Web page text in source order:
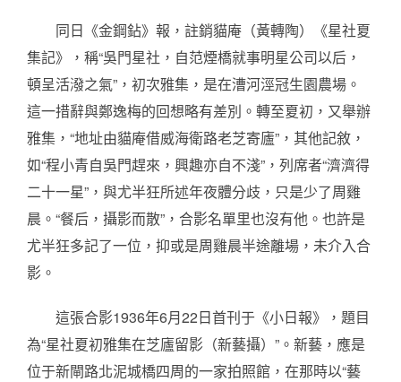
同日《金鋼鉆》報，註銷貓庵（黃轉陶）《星社夏
集記》，稱“吳門星社，自范煙橋就事明星公司以后，
頓呈活潑之氣”，初次雅集，是在漕河涇冠生園農場。
這一措辭與鄭逸梅的回想略有差別。轉至夏初，又舉辦
雅集，“地址由貓庵借威海衛路老芝寄廬”，其他記敘，
如“程小青自吳門趕來，興趣亦自不淺”，列席者“濟濟得
二十一星”，與尤半狂所述年夜體分歧，只是少了周雞
晨。“餐后，攝影而散”，合影名單里也沒有他。也許是
尤半狂多記了一位，抑或是周雞晨半途離場，未介入合
影。
這張合影1936年6月22日首刊于《小日報》，題目
為“星社夏初雅集在芝廬留影（新藝攝）”。新藝，應是
位于新閘路北泥城橋四周的一家拍照館，在那時以“藝